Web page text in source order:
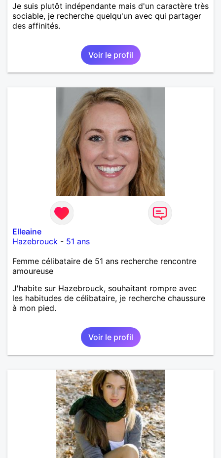
Je suis plutôt indépendante mais d'un caractère très
sociable, je recherche quelqu'un avec qui partager
des affinités.
Voir le profil
Elleaine
Hazebrouck - 51 ans
Femme célibataire de 51 ans recherche rencontre
amoureuse
J'habite sur Hazebrouck, souhaitant rompre avec
les habitudes de célibataire, je recherche chaussure
à mon pied.
Voir le profil